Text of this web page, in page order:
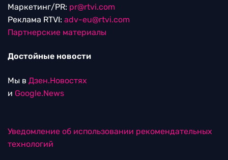
Маркетинг/PR: pr@rtvi.com
Реклама RTVI: adv-eu@rtvi.com
Партнерские материалы
Достойные новости
Мы в Дзен.Новостях
и Google.News
Уведомление об использовании рекомендательных
технологий